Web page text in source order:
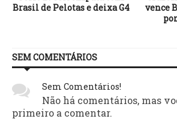
Brasil de Pelotas e deixa G4
vence
SEM COMENTÁRIOS
Sem Comentários!
Não há comentários, mas
primeiro a comentar.